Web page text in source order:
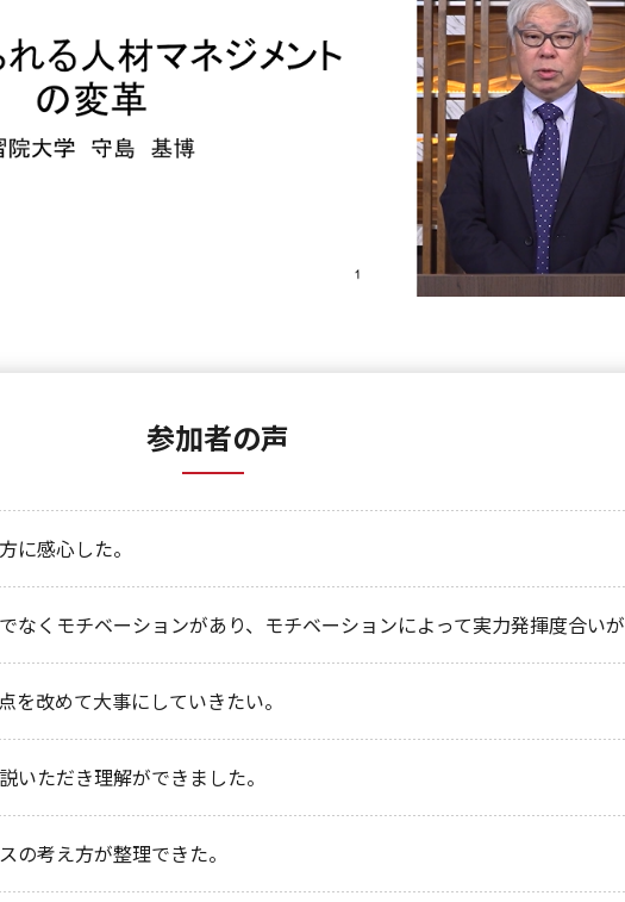
参加者の声
に感心した。
なくモチベーションがあり、モチベーションによって実力発揮度合いが
を改めて大事にしていきたい。
いただき理解ができました。
の考え方が整理できた。